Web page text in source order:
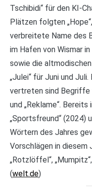
Tschibidi“ für den KI-
Plätzen folgten
verbreitete Name des
im Hafen von Wismar
sowie die altmodischen
„Julei“ für Juni und
vertreten sind Begriffe
und „Reklame“.
„Sportsfreund“ (2024)
Wörtern des Jahres
Vorschlägen in diesem
„Rotzlöffel“,
(welt.de)